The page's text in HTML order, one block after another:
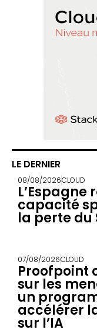
LE DERNIER
08/08/2026CLOUD
capacité
la perte du
07/08/2026CLOUD
Proofpoint
sur les
un
accélérer
sur l’IA